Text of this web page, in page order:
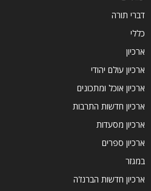
דברי תורה
כללי
ארכיון
ארכיון עולם יהודי
ארכיון אוכל ומתכונים
ארכיון חדשות התרבות
ארכיון מסעדות
ארכיון ספרים
במגזר
ארכיון חדשות הברנז'ה